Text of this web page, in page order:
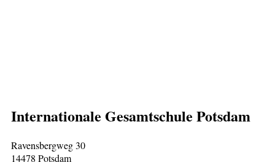
Internationale Gesamtschule Potsdam
Ravensbergweg 30
14478 Potsdam